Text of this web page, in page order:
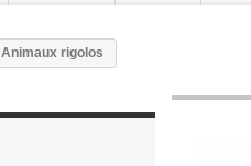
Animaux rigolos